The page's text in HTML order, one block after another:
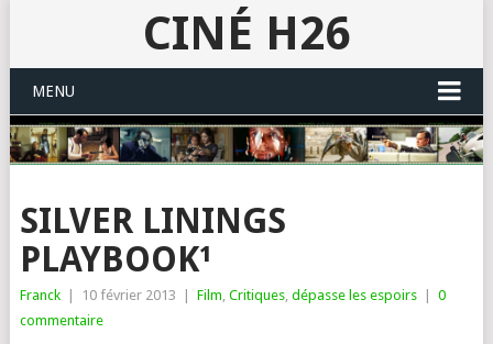
CINÉ H26
MENU
SILVER LININGS
PLAYBOOK¹
Franck 10 février 2013 Film, Critiques, dépasse les espoirs
0
commentaire